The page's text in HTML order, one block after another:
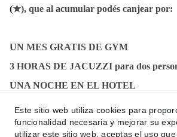
(★), que al acumular podés canjear por:
UN MES GRATIS DE GYM
3 HORAS DE JACUZZI para dos
UNA NOCHE EN EL HOTEL
Este sitio web utiliza cookies para
funcionalidad necesaria y mejorar su
utilizar este sitio web, aceptas el uso